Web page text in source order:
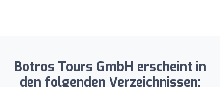
Botros Tours GmbH erscheint in
den folgenden Verzeichnissen: